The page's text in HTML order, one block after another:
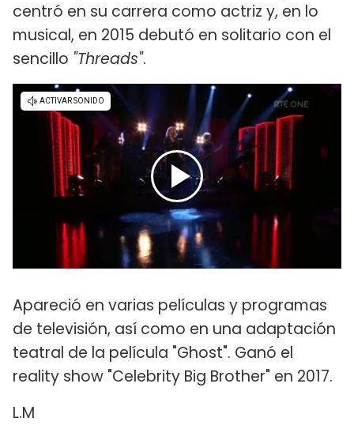
centró en su carrera como actriz y, en lo
musical, en 2015 debutó en solitario con el
sencillo "Threads".
Apareció en varias películas y programas
de televisión, así como en una adaptación
teatral de la película "Ghost". Ganó el
reality show "Celebrity Big Brother" en 2017.
L.M